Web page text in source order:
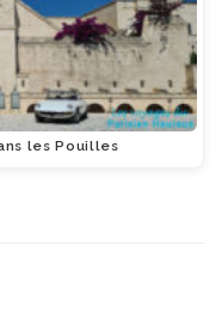
les Pouilles